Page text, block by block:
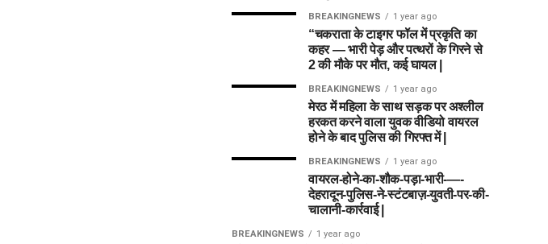
BREAKINGNEWS 1 year ago
“चकराता के टाइगर फॉल में प्रकृति का
कहर — भारी पेड़ और पत्थरों के गिरने से
2 की मौके पर मौत, कई घायल |
BREAKINGNEWS 1 year ago
मेरठ में महिला के साथ सड़क पर अश्लील
हरकत करने वाला युवक वीडियो वायरल
होने के बाद पुलिस की गिरफ्त में |
BREAKINGNEWS 1 year ago
वायरल-होने-का-शौक-पड़ा-भारी-—-
देहरादून-पुलिस-ने-स्टंटबाज़-युवती-पर-की-
चालानी-कार्रवाई |
BREAKINGNEWS 1 year ago